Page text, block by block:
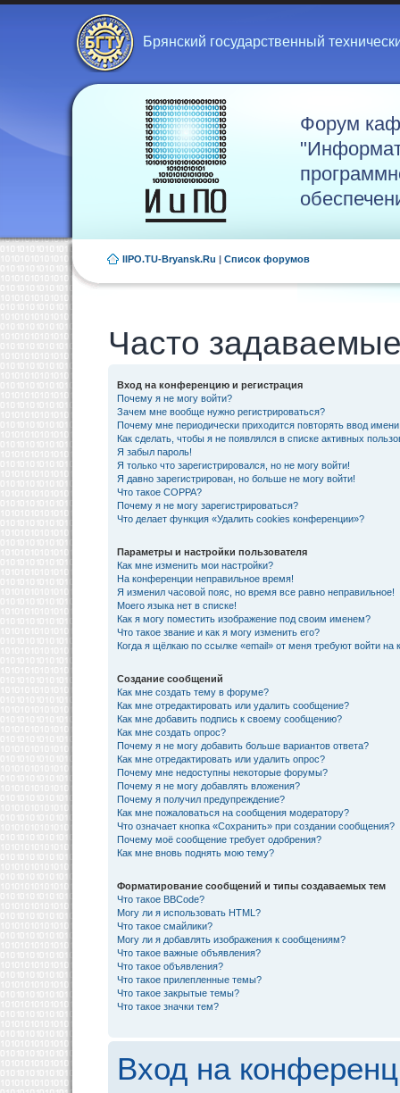
Брянский государственный
Форум
IIPO.TU-Bryansk.Ru | Список форумов
Часто
Вход на конференцию и регистрация
Почему я не могу войти?
Зачем мне вообще нужно регистрироваться?
Почему мне периодически приходится повторять ввод
Как сделать, чтобы я не появлялся в списке активных
Я забыл пароль!
Я только что зарегистрировался, но не могу войти!
Я давно зарегистрирован, но больше не могу войти!
Что такое COPPA?
Почему я не могу зарегистрироваться?
Что делает функция «Удалить cookies конференции»?
Параметры и настройки пользователя
Как мне изменить мои настройки?
На конференции неправильное время!
Я изменил часовой пояс, но время все равно неправильное!
Моего языка нет в списке!
Как я могу поместить изображение под своим именем?
Что такое звание и как я могу изменить его?
Когда я щёлкаю по ссылке «email» от меня требуют войти на
Создание сообщений
Как мне создать тему в форуме?
Как мне отредактировать или удалить сообщение?
Как мне добавить подпись к своему сообщению?
Как мне создать опрос?
Почему я не могу добавить больше вариантов ответа?
Как мне отредактировать или удалить опрос?
Почему мне недоступны некоторые форумы?
Почему я не могу добавлять вложения?
Почему я получил предупреждение?
Как мне пожаловаться на сообщения модератору?
Что означает кнопка «Сохранить» при создании сообщения?
Почему моё сообщение требует одобрения?
Как мне вновь поднять мою тему?
Форматирование сообщений и типы создаваемых тем
Что такое BBCode?
Могу ли я использовать HTML?
Что такое смайлики?
Могу ли я добавлять изображения к сообщениям?
Что такое важные объявления?
Что такое объявления?
Что такое прилепленные темы?
Что такое закрытые темы?
Что такое значки тем?
Вход на